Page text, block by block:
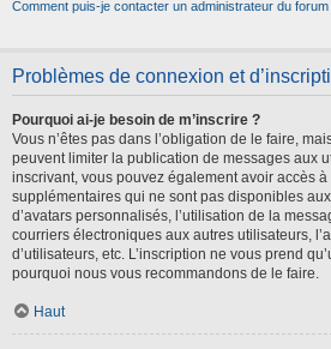
Comment puis-je contacter un administrateur du forum
Problèmes de connexion et
Pourquoi ai-je besoin de m’inscrire ?
Vous n’êtes pas dans l’obligation de le faire,
peuvent limiter la publication de messages aux
inscrivant, vous pouvez également avoir accès
supplémentaires qui ne sont pas disponibles
d’avatars personnalisés, l’utilisation de la
courriers électroniques aux autres utilisateurs,
d’utilisateurs, etc. L’inscription ne vous prend
pourquoi nous vous recommandons de le faire.
Haut